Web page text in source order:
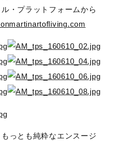
・プラットフォームから
っとも純粋なエンスージ